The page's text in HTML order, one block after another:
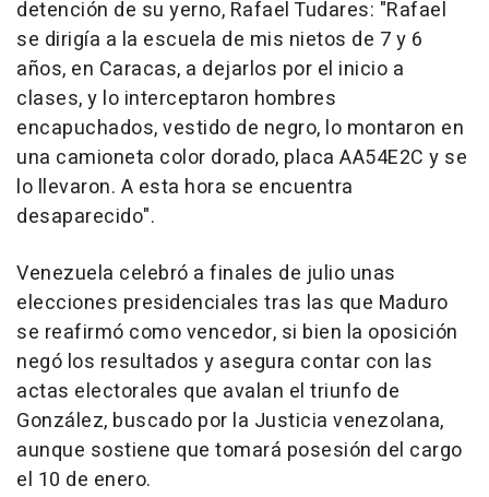
detención de su yerno, Rafael Tudares: "Rafael
se dirigía a la escuela de mis nietos de 7 y 6
años, en Caracas, a dejarlos por el inicio a
clases, y lo interceptaron hombres
encapuchados, vestido de negro, lo montaron en
una camioneta color dorado, placa AA54E2C y se
lo llevaron. A esta hora se encuentra
desaparecido".
Venezuela celebró a finales de julio unas
elecciones presidenciales tras las que Maduro
se reafirmó como vencedor, si bien la oposición
negó los resultados y asegura contar con las
actas electorales que avalan el triunfo de
González, buscado por la Justicia venezolana,
aunque sostiene que tomará posesión del cargo
el 10 de enero.